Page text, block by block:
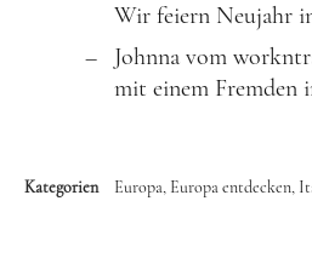
Wir feiern Neujahr
Johnna vom
mit einem Fremden
Kategorien Europa Europa entdecken